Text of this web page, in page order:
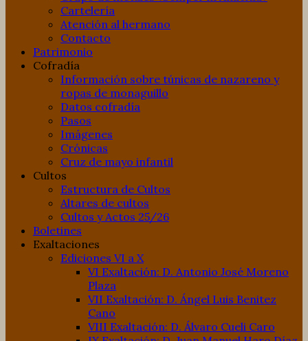
Cartelería
Atención al hermano
Contacto
Patrimonio
Cofradía
Información sobre túnicas de nazareno y
ropas de monaguillo
Datos cofradía
Pasos
Imágenes
Crónicas
Cruz de mayo infantil
Cultos
Estructura de Cultos
Altares de cultos
Cultos y Actos 25/26
Boletines
Exaltaciones
Ediciones VI a X
VI Exaltación: D. Antonio José Moreno
Plaza
VII Exaltación: D. Ángel Luis Benitez
Cano
VIII Exaltación: D. Álvaro Cueli Caro